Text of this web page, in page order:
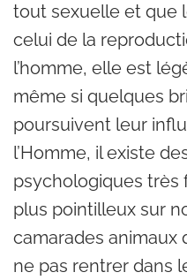
tout sexuelle et que
celui de la
l’homme, elle est
même si quelques
poursuivent leur
l’Homme, il existe
psychologiques très
plus pointilleux sur
camarades animaux
ne pas rentrer dans